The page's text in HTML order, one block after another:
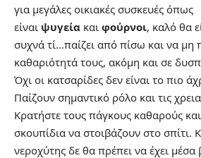
για μεγάλες οικιακές συσκευές όπως
είναι ψυγεία και φούρνοι, καλό θα
συχνά τί…παίζει από πίσω και να μη
καθαριότητά τους, ακόμη και σε
Όχι οι κατσαρίδες δεν είναι το πιο
Παίζουν σημαντικό ρόλο και τις
Κρατήστε τους πάγκους καθαρούς
σκουπίδια να στοιβάζουν στο σπίτι.
νεροχύτης δε θα πρέπει να έχει